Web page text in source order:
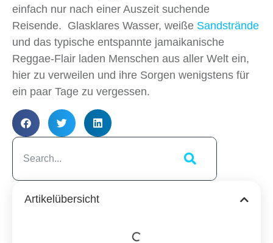
einfach nur nach einer Auszeit suchende
Reisende. Glasklares Wasser, weiße Sandstrände
und das typische entspannte jamaikanische
Reggae-Flair laden Menschen aus aller Welt ein,
hier zu verweilen und ihre Sorgen wenigstens für
ein paar Tage zu vergessen.
Artikelübersicht